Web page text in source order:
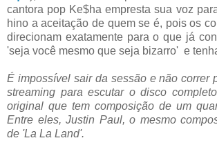
cantora pop Ke$ha empresta sua voz
hino a aceitação de quem se é, pois os
direcionam exatamente para o que já
'seja você mesmo que seja bizarro' e
É impossível sair da sessão e não correr
streaming para escutar o disco
original que tem composição de um
Entre eles, Justin Paul, o mesmo
de 'La La Land'.